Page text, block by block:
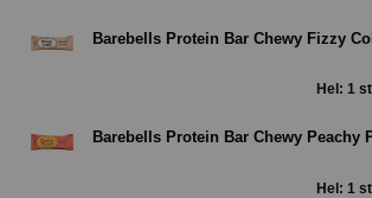
Barebells Protein Bar Chewy Fizzy
Hel: 1 st
Barebells Protein Bar Chewy Peachy
Hel: 1 st